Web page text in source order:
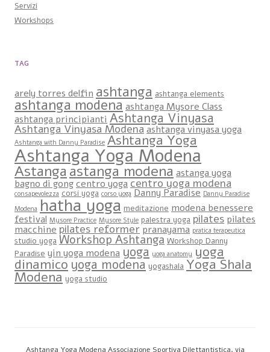
Servizi
Workshops
TAG
arely torres delfin ashtanga ashtanga elements
ashtanga modena ashtanga Mysore Class
ashtanga principiantiAshtanga Vinyasa
Ashtanga Vinyasa Modenaashtanga vinyasa yoga
Ashtanga with Danny Paradise Ashtanga Yoga
Ashtanga Yoga Modena
Astangaastanga modena astanga yoga
bagno di gongcentro yoga centro yoga modena
consapevolezza corsi yoga corso yoga Danny Paradise Danny Paradise
Modena hatha yoga meditazione modena benessere
festival Mysore Practice Mysore Style palestra yoga pilates pilates
macchine pilates reformer pranayama pratica terapeutica
studio yoga Workshop Ashtanga Workshop Danny
Paradise yin yoga modena yoga yoga anatomy yoga
dinamico yoga modena yogashala Yoga Shala
Modena yoga studio
Ashtanga Yoga Modena Associazione Sportiva Dilettantistica, via